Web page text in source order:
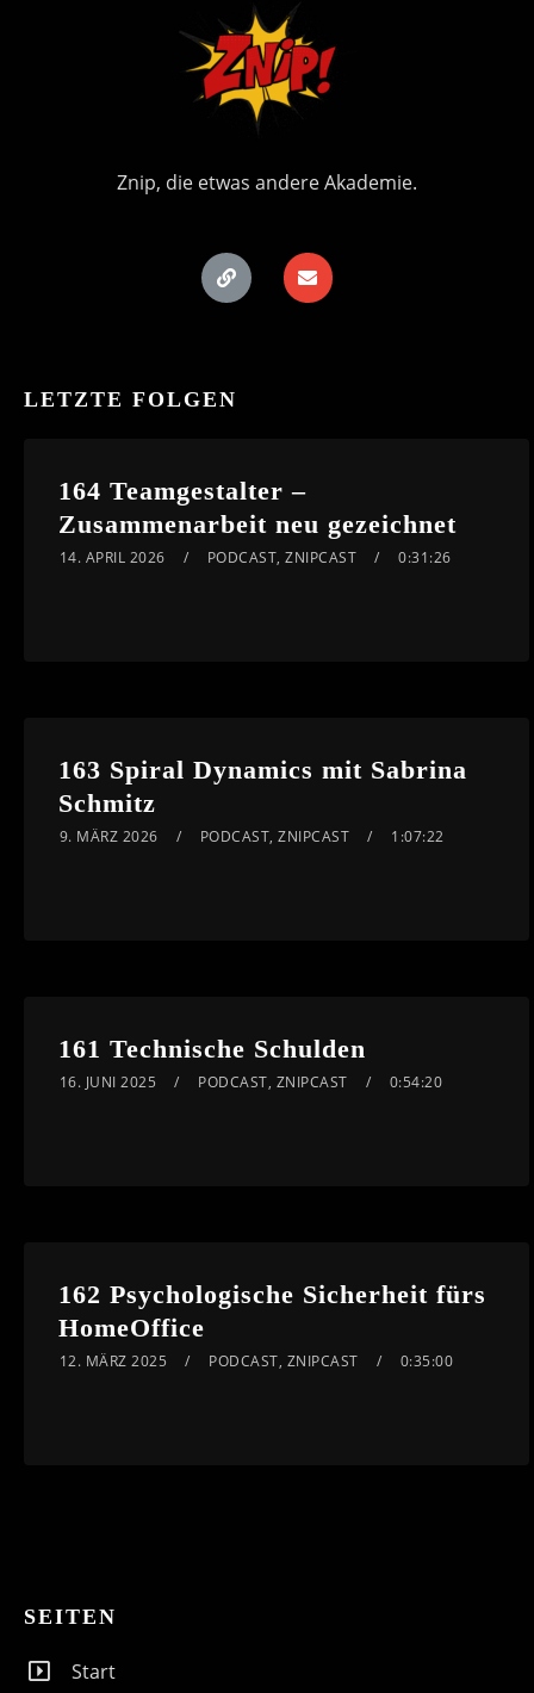
Znip, die etwas andere Akademie.
LETZTE FOLGEN
164 Teamgestalter –
Zusammenarbeit neu gezeichnet
14. APRIL 2026 PODCAST,ZNIPCAST 0:31:26
163 Spiral Dynamics mit Sabrina
Schmitz
9. MÄRZ 2026 PODCAST,ZNIPCAST 1:07:22
161 Technische Schulden
16. JUNI 2025 PODCAST, ZNIPCAST 0:54:20
162 Psychologische Sicherheit fürs
HomeOffice
12. MÄRZ 2025 PODCAST, ZNIPCAST 0:35:00
SEITEN
Start